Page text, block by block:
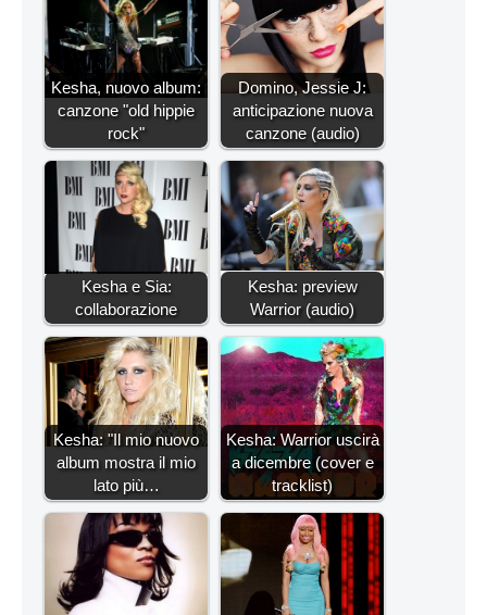
Kesha, nuovo album:
canzone "old hippie
rock"
Domino, Jessie J:
anticipazione nuova
canzone (audio)
Kesha e Sia:
collaborazione
Kesha: preview
Warrior (audio)
Kesha: "Il mio nuovo
album mostra il mio
lato più…
Kesha: Warrior uscirà
a dicembre (cover e
tracklist)